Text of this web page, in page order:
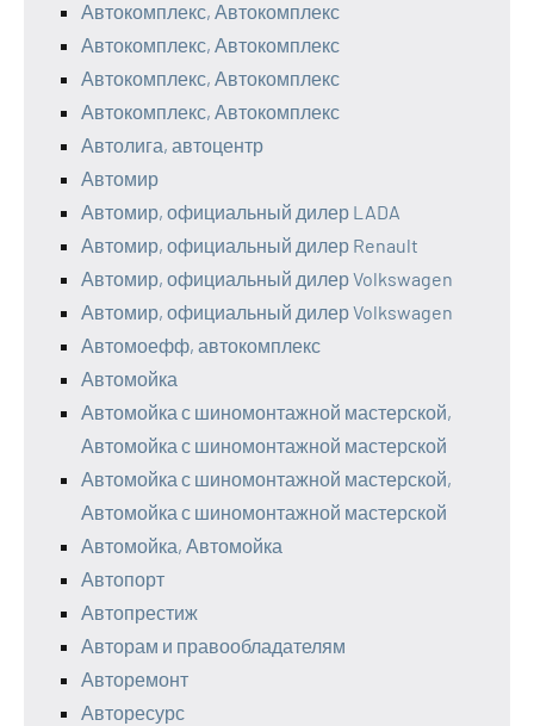
Автокомплекс, Автокомплекс
Автокомплекс, Автокомплекс
Автокомплекс, Автокомплекс
Автокомплекс, Автокомплекс
Автолига, автоцентр
Автомир
Автомир, официальный дилер LADA
Автомир, официальный дилер Renault
Автомир, официальный дилер Volkswagen
Автомир, официальный дилер Volkswagen
Автомоефф, автокомплекс
Автомойка
Автомойка с шиномонтажной мастерской,
Автомойка с шиномонтажной мастерской
Автомойка с шиномонтажной мастерской,
Автомойка с шиномонтажной мастерской
Автомойка, Автомойка
Автопорт
Автопрестиж
Авторам и правообладателям
Авторемонт
Авторесурс